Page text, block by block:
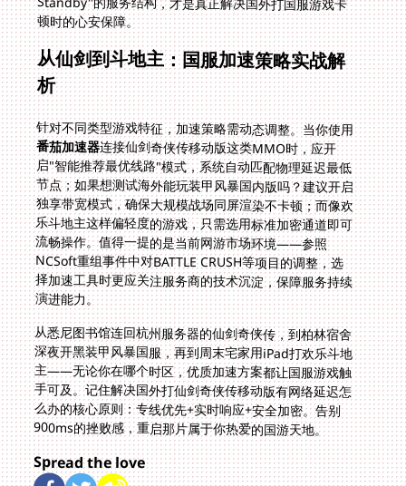
顿时的心安保障。
从仙剑到斗地主：国服加速策略实战解
析
针对不同类型游戏特征，加速策略需动态调整。当你使用
番茄加速器连接仙剑奇侠传移动版这类MMO时，应开
启"智能推荐最优线路"模式，系统自动匹配物理延迟最低
节点；如果想测试海外能玩装甲风暴国内版吗？建议开启
独享带宽模式，确保大规模战场同屏渲染不卡顿；而像欢
乐斗地主这样偏轻度的游戏，只需选用标准加密通道即可
流畅操作。值得一提的是当前网游市场环境——参照
NCSoft重组事件中对BATTLE CRUSH等项目的调整，选
择加速工具时更应关注服务商的技术沉淀，保障服务持续
演进能力。
从悉尼图书馆连回杭州服务器的仙剑奇侠传，到柏林宿舍
深夜开黑装甲风暴国服，再到周末宅家用iPad打欢乐斗地
主——无论你在哪个时区，优质加速方案都让国服游戏触
手可及。记住解决国外打仙剑奇侠传移动版有网络延迟怎
么办的核心原则：专线优先+实时响应+安全加密。告别
900ms的挫败感，重启那片属于你热爱的国游天地。
Spread the love